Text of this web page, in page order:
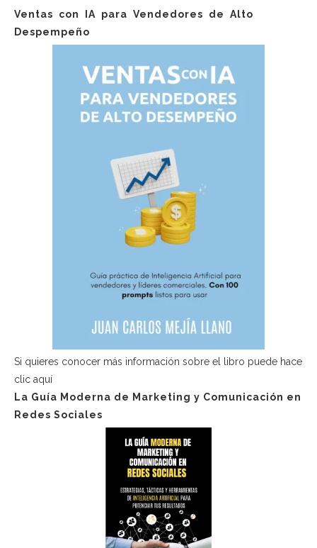
Ventas con IA para Vendedores de Alto
Despempeño
Si quieres conocer más información sobre el libro puede hace
clic aquí
La Guía Moderna de Marketing y Comunicación en
Redes Sociales